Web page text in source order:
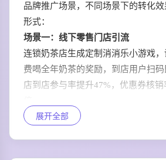
品牌推广场景，不同场景下的转化
形式：
场景一：线下零售门店引流
连锁奶茶店生成定制消消乐小游戏
费喝全年奶茶的奖励，到店用户扫码
店到店参与率提升47%，优惠券核
场景二：行业展会获客
展开全部